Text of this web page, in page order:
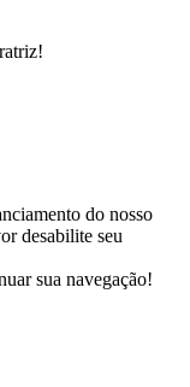
do nosso
desabilite seu
sua navegação!